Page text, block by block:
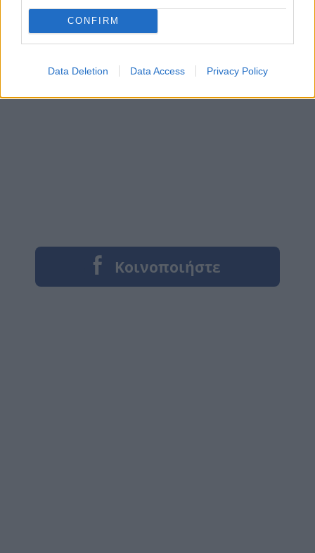
CONFIRM
Data Deletion Data Access Privacy Policy